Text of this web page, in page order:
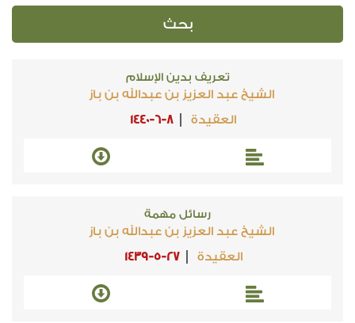
تعريف بدين الإسلام
الشيخ عبد العزيز بن عبدالله بن باز
العقيدة
1440-6-8
رسائل مهمة
الشيخ عبد العزيز بن عبدالله بن باز
العقيدة
1439-5-27